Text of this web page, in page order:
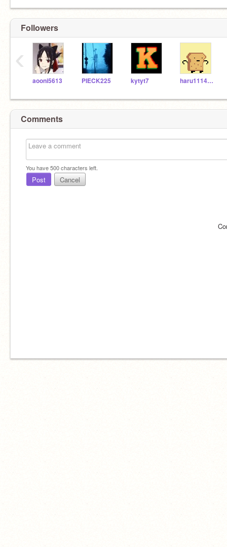
Followers
aooni5613 PIECK225 kytyt7 haru1114566
‹
Comments
You have500characters left.
Post Cancel